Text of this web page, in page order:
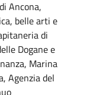
Ancona,
belle arti e
di
Dogane e
Marina
Agenzia del